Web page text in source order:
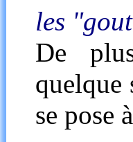
les
De
quelque
se pose